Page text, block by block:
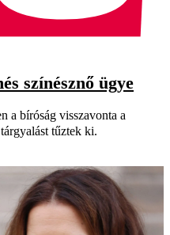
színésznő ügye
a bíróság visszavonta a
tűztek ki.